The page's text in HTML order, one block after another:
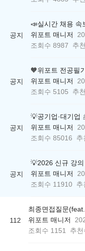
공지
📣실시간 채용 속
위포트 매니저
조회수 8987 추
공지
위포트 매니저
조회수 5105 추
공지
위포트 매니저
조회수 85016 추
공지
위포트 매니저
조회수 11910 추
112
위포트 매니저
조회수 1151 추천